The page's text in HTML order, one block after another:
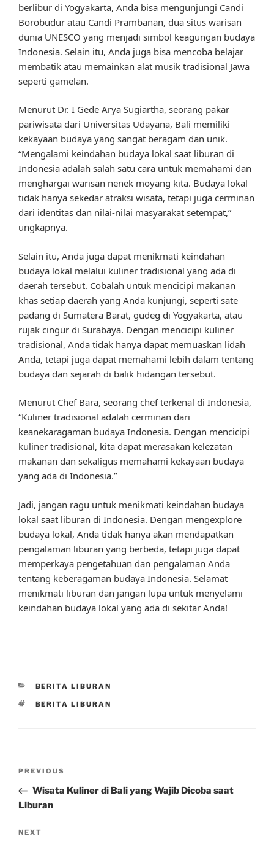
berlibur di Yogyakarta, Anda bisa mengunjungi Candi
Borobudur atau Candi Prambanan, dua situs warisan
dunia UNESCO yang menjadi simbol keagungan budaya
Indonesia. Selain itu, Anda juga bisa mencoba belajar
membatik atau memainkan alat musik tradisional Jawa
seperti gamelan.
Menurut Dr. I Gede Arya Sugiartha, seorang pakar
pariwisata dari Universitas Udayana, Bali memiliki
kekayaan budaya yang sangat beragam dan unik.
“Mengalami keindahan budaya lokal saat liburan di
Indonesia adalah salah satu cara untuk memahami dan
menghargai warisan nenek moyang kita. Budaya lokal
tidak hanya sekedar atraksi wisata, tetapi juga cerminan
dari identitas dan nilai-nilai masyarakat setempat,”
ungkapnya.
Selain itu, Anda juga dapat menikmati keindahan
budaya lokal melalui kuliner tradisional yang ada di
daerah tersebut. Cobalah untuk mencicipi makanan
khas setiap daerah yang Anda kunjungi, seperti sate
padang di Sumatera Barat, gudeg di Yogyakarta, atau
rujak cingur di Surabaya. Dengan mencicipi kuliner
tradisional, Anda tidak hanya dapat memuaskan lidah
Anda, tetapi juga dapat memahami lebih dalam tentang
budaya dan sejarah di balik hidangan tersebut.
Menurut Chef Bara, seorang chef terkenal di Indonesia,
“Kuliner tradisional adalah cerminan dari
keanekaragaman budaya Indonesia. Dengan mencicipi
kuliner tradisional, kita dapat merasakan kelezatan
makanan dan sekaligus memahami kekayaan budaya
yang ada di Indonesia.”
Jadi, jangan ragu untuk menikmati keindahan budaya
lokal saat liburan di Indonesia. Dengan mengexplore
budaya lokal, Anda tidak hanya akan mendapatkan
pengalaman liburan yang berbeda, tetapi juga dapat
memperkaya pengetahuan dan pengalaman Anda
tentang keberagaman budaya Indonesia. Selamat
menikmati liburan dan jangan lupa untuk menyelami
keindahan budaya lokal yang ada di sekitar Anda!
CATEGORIES
BERITA LIBURAN
TAGS
BERITA LIBURAN
Previous
Post
PREVIOUS
Wisata Kuliner di Bali yang Wajib Dicoba saat
Liburan
Next
NEXT